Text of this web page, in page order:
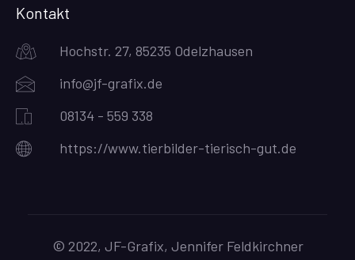
Kontakt
Hochstr. 27, 85235 Odelzhausen
info@jf-grafix.de
08134 - 559 338
https://www.tierbilder-tierisch-gut.de
© 2022, JF-Grafix, Jennifer Feldkirchner